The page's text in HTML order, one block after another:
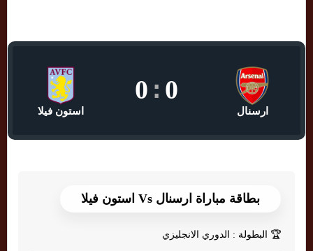
ارسنال
0
:
0
استون فيلا
بطاقة مباراة ارسنال Vs استون فيلا
🏆 البطولة : الدوري الانجليزي